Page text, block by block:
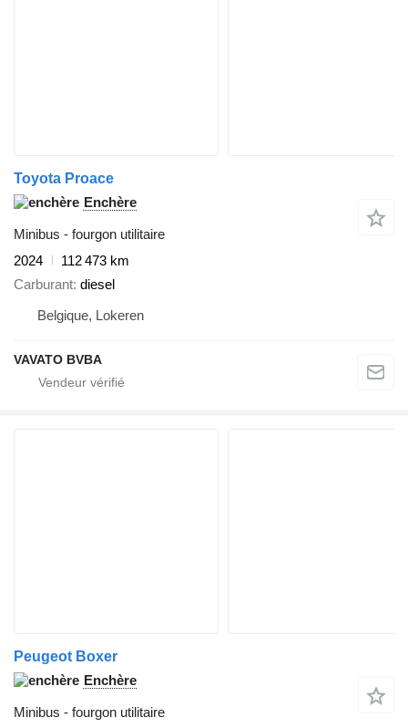
Toyota Proace
Enchère
Minibus - fourgon utilitaire
2024
112 473 km
Carburant diesel
Belgique, Lokeren
VAVATO BVBA
Peugeot Boxer
Enchère
Minibus - fourgon utilitaire